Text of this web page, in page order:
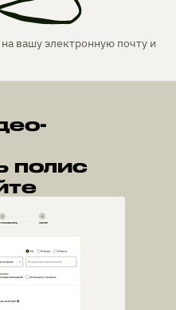
вашу электронную почту и
полис